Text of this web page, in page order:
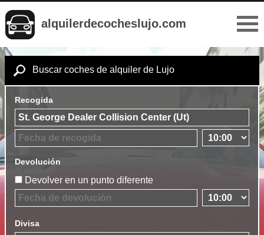
alquilerdecocheslujo.com
Buscar coches de alquiler de Lujo
Recogida
Devolución
Devolver en un punto diferente
Divisa